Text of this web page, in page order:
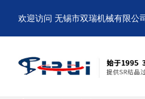
欢迎访问 无锡市双瑞机械有限公